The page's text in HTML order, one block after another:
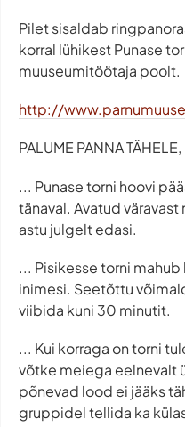
Pilet sisaldab
korral lühikest Punase
muuseumitöötaja poolt.
http://
PALUME PANNA TÄHELE,
... Punase torni hoovi
tänaval. Avatud
astu julgelt edasi.
... Pisikesse torni
inimesi. Seetõttu
viibida kuni 30 minutit.
... Kui korraga on torni
võtke meiega eelnevalt
põnevad lood ei jääks
gruppidel tellida ka